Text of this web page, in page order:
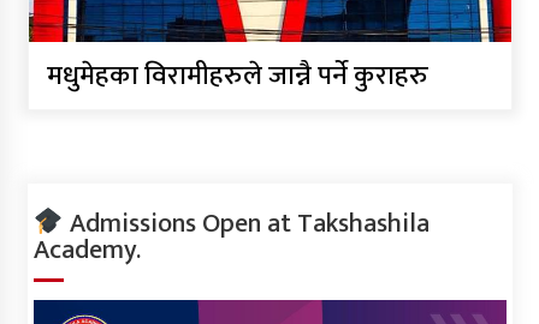
मधुमेहका विरामीहरुले जान्नै पर्ने कुराहरु
Admissions Open at Takshashila
Academy.